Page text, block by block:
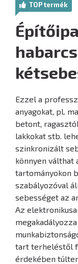
TOP termék
Ezzel a
anyagokat, pl.
betont,
lakkokat stb.
szinkronizált
könnyen válthat
tartományokon
szabályozóval
sebességet az
Az
tart terheléstől
érdekében